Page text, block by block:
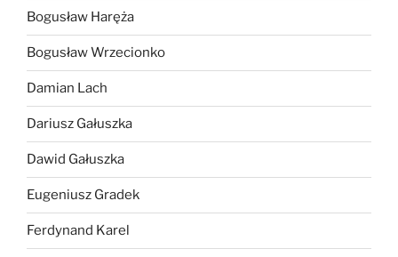
Bogusław Haręża
Bogusław Wrzecionko
Damian Lach
Dariusz Gałuszka
Dawid Gałuszka
Eugeniusz Gradek
Ferdynand Karel